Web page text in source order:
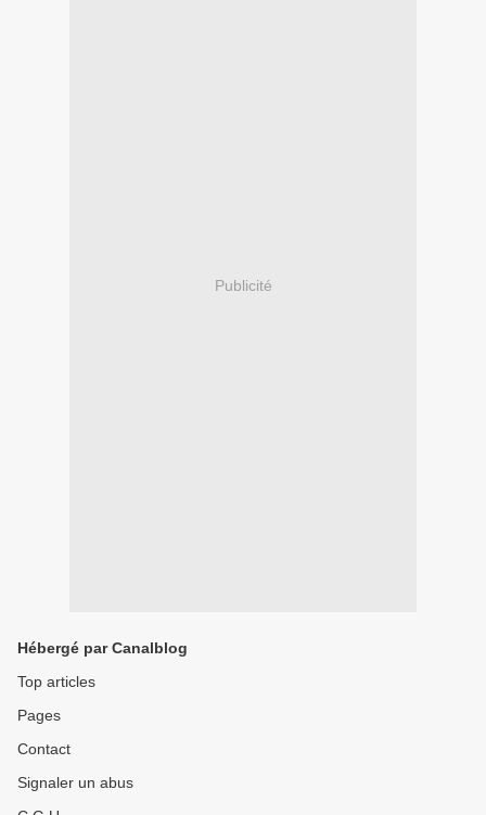
Publicité
Hébergé par Canalblog
Top articles
Pages
Contact
Signaler un abus